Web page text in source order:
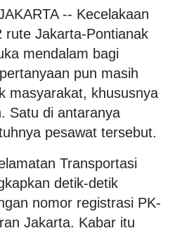
-- Kecelakaan
rute Jakarta-Pontianak
mendalam bagi
pun masih
masyarakat, khususnya
Satu di antaranya
pesawat tersebut.
Transportasi
detik-detik
nomor registrasi PK-
Jakarta. Kabar itu